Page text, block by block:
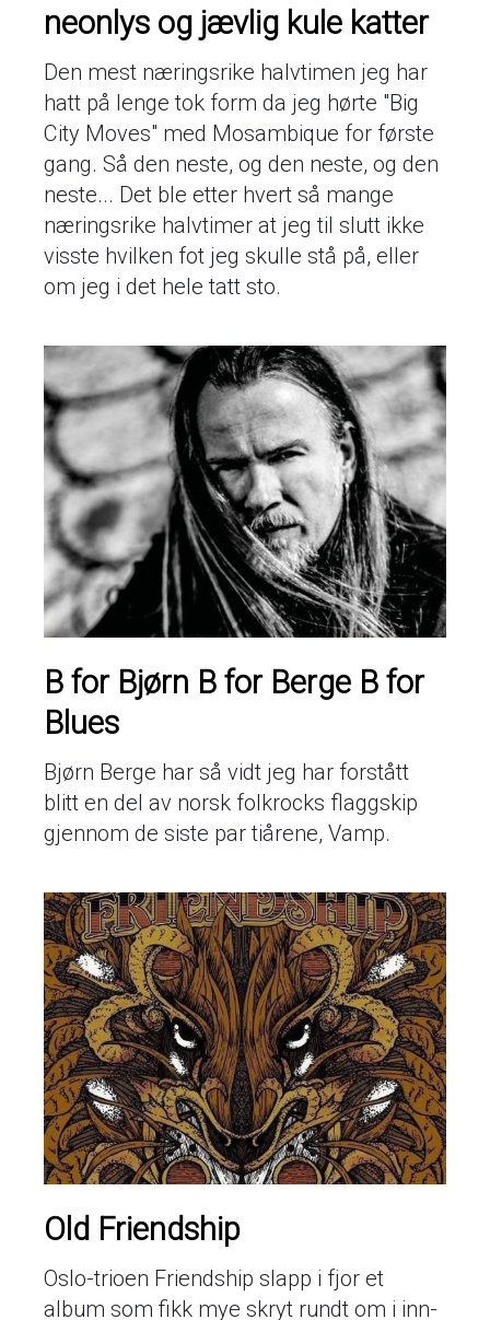
neonlys og jævlig kule katter
Den mest næringsrike halvtimen jeg har
hatt på lenge tok form da jeg hørte "Big
City Moves" med Mosambique for første
gang. Så den neste, og den neste, og den
neste... Det ble etter hvert så mange
næringsrike halvtimer at jeg til slutt ikke
visste hvilken fot jeg skulle stå på, eller
om jeg i det hele tatt sto.
B for Bjørn B for Berge B for
Blues
Bjørn Berge har så vidt jeg har forstått
blitt en del av norsk folkrocks flaggskip
gjennom de siste par tiårene, Vamp.
Old Friendship
Oslo-trioen Friendship slapp i fjor et
album som fikk mye skryt rundt om i inn-